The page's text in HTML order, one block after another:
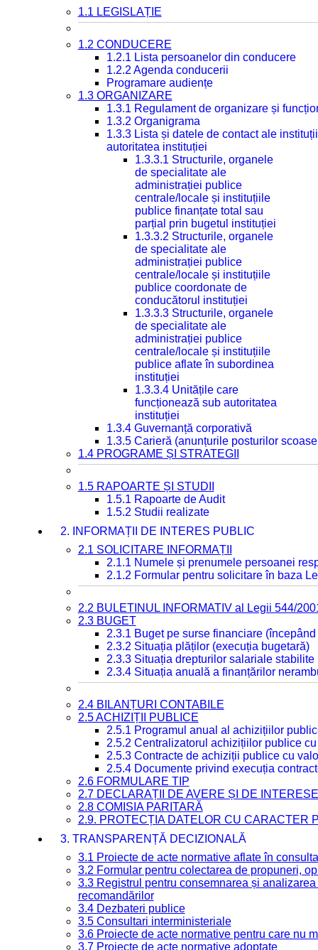
1.1 LEGISLAȚIE
1.2 CONDUCERE
1.2.1 Lista persoanelor din conducere
1.2.2 Agenda conducerii
Programare audiențe
1.3 ORGANIZARE
1.3.1 Regulament de organizare și
1.3.2 Organigrama
1.3.3 Lista și datele de contact ale
autoritatea instituției
1.3.3.1 Structurile, organele
de specialitate ale
administrației publice
centrale/locale și instituțiile
publice finanțate total sau
parțial prin bugetul instituției
1.3.3.2 Structurile, organele
de specialitate ale
administrației publice
centrale/locale și instituțiile
publice coordonate de
conducătorul instituției
1.3.3.3 Structurile, organele
de specialitate ale
administrației publice
centrale/locale și instituțiile
publice aflate în subordinea
instituției
1.3.3.4 Unitățile care
funcționează sub autoritatea
instituției
1.3.4 Guvernanță corporativă
1.3.5 Carieră (anunțurile posturilor
1.4 PROGRAME ȘI STRATEGII
1.5 RAPOARTE ȘI STUDII
1.5.1 Rapoarte de Audit
1.5.2 Studii realizate
2. INFORMAȚII DE INTERES PUBLIC
2.1 SOLICITARE INFORMAȚII
2.1.1 Numele și prenumele persoanei
2.1.2 Formular pentru solicitare în baza
2.2 BULETINUL INFORMATIV al Legii 544/
2.3 BUGET
2.3.1 Buget pe surse financiare
2.3.2 Situația plăților (execuția bugetară)
2.3.3 Situația drepturilor salariale
2.3.4 Situația anuală a finanțărilor
2.4 BILANȚURI CONTABILE
2.5 ACHIZIȚII PUBLICE
2.5.1 Programul anual al achizițiilor
2.5.2 Centralizatorul achizițiilor publice
2.5.3 Contracte de achiziții publice cu
2.5.4 Documente privind execuția
2.6 FORMULARE TIP
2.7 DECLARAȚII DE AVERE ȘI DE INTERESE
2.8 COMISIA PARITARĂ
2.9. PROTECȚIA DATELOR CU CARACTER
3. TRANSPARENȚĂ DECIZIONALĂ
3.1 Proiecte de acte normative aflate în
3.2 Formular pentru colectarea de propuneri,
3.3 Registrul pentru consemnarea și
recomandărilor
3.4 Dezbateri publice
3.5 Consultari interministeriale
3.6 Proiecte de acte normative pentru care nu
3.7 Proiecte de acte normative adoptate